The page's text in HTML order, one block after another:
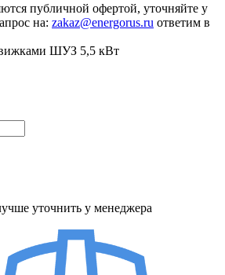
публичной офертой, уточняйте у
на: zakaz@energorus.ru ответим в
ШУЗ 5,5 кВт
уточнить у менеджера